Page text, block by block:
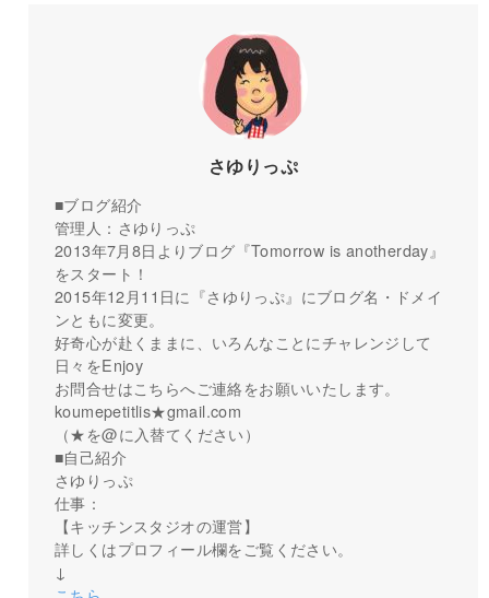
さゆりっぷ
■ブログ紹介
管理人：さゆりっぷ
2013年7月8日よりブログ『Tomorrow is anotherday』
をスタート！
2015年12月11日に『さゆりっぷ』にブログ名・ドメイ
ンともに変更。
好奇心が赴くままに、いろんなことにチャレンジして
日々をEnjoy
お問合せはこちらへご連絡をお願いいたします。
koumepetitlis★gmail.com
（★を@に入替てください）
■自己紹介
さゆりっぷ
仕事：
【キッチンスタジオの運営】
詳しくはプロフィール欄をご覧ください。
↓